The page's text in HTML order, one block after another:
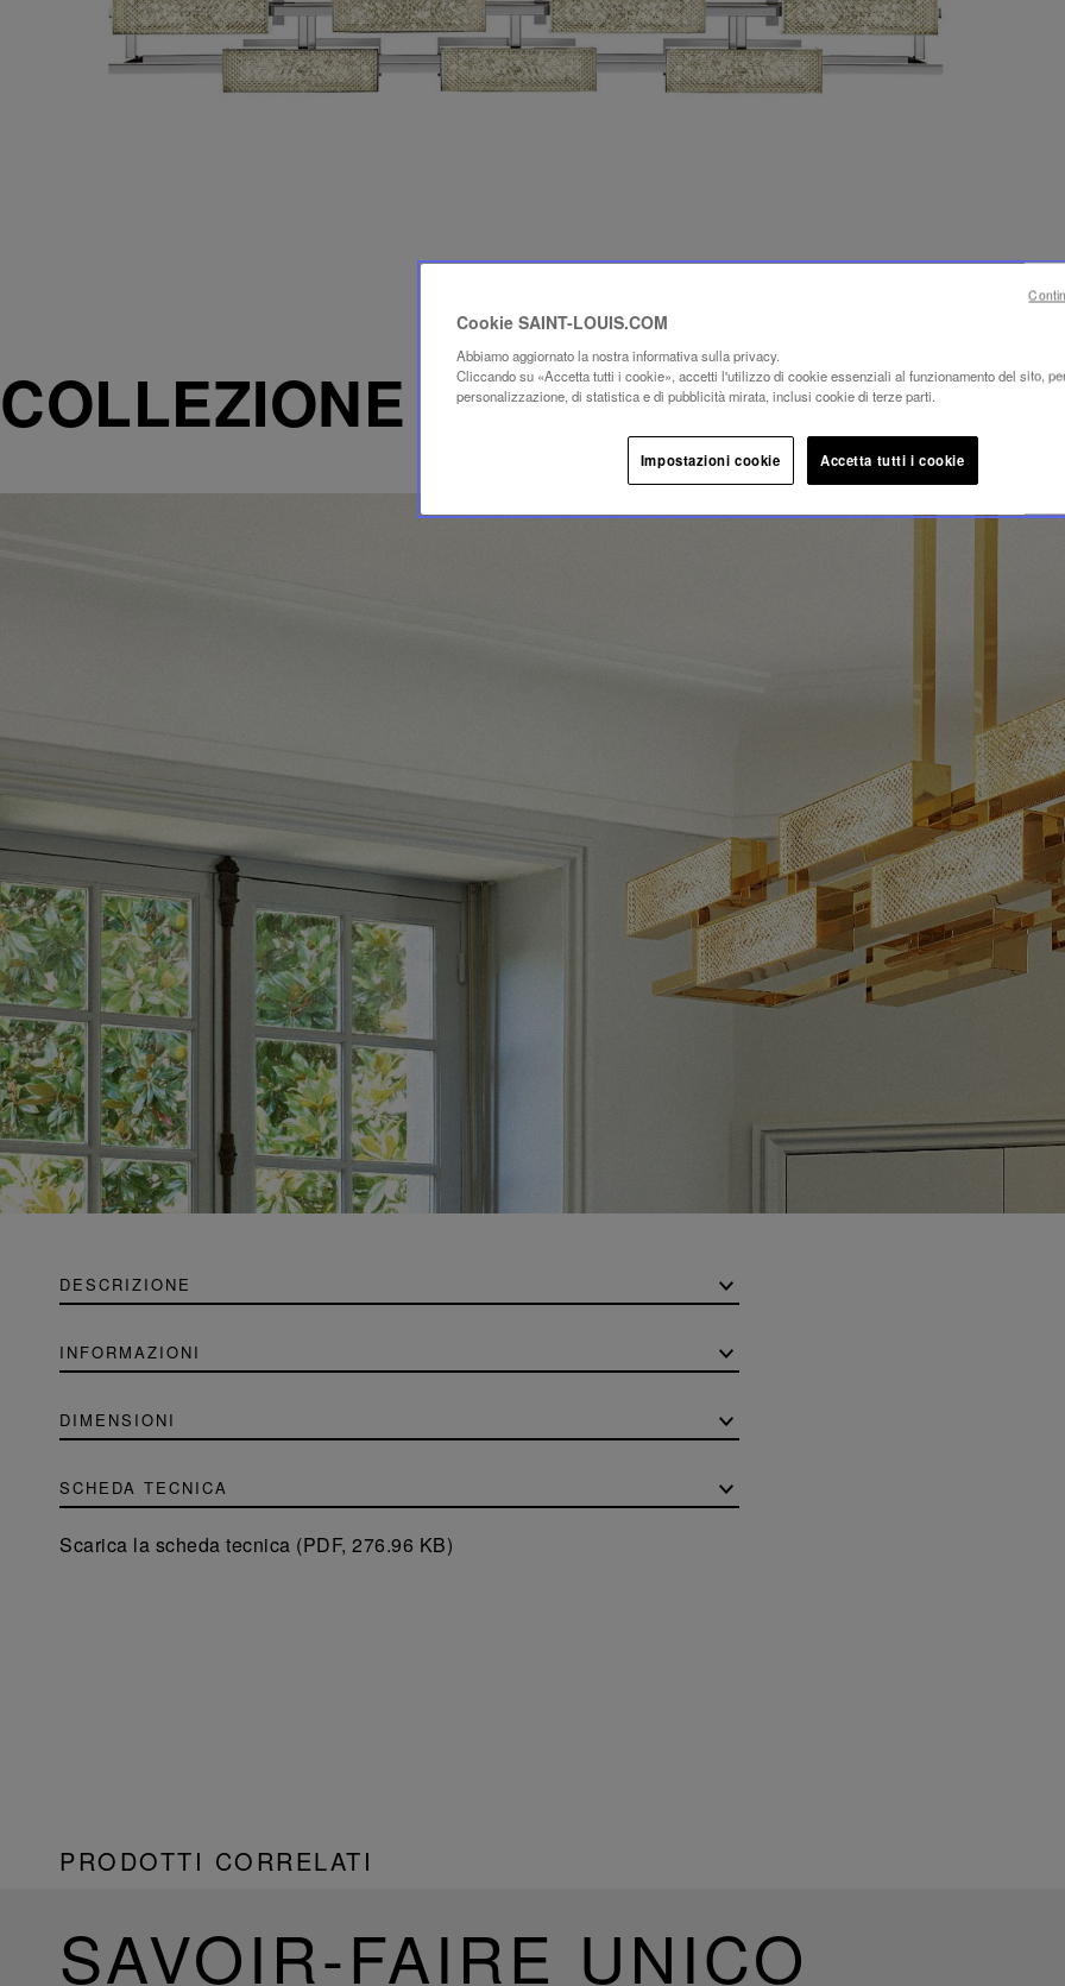
COLLEZIONE
DESCRIZIONE
INFORMAZIONI
DIMENSIONI
SCHEDA TECNICA
Scarica la scheda tecnica (PDF, 276.96 KB)
PRODOTTI CORRELATI
SAVOIR-FAIRE UNICO
Cookie SAINT-LOUIS.COM
Abbiamo aggiornato la nostra informativa sulla privacy.
Cliccando su «Accetta tutti i cookie», accetti l'utilizzo di cookie essenziali al funzionamento del sito,
personalizzazione, di statistica e di pubblicità mirata, inclusi cookie di terze parti.
Impostazioni cookie Accetta tutti i cookie